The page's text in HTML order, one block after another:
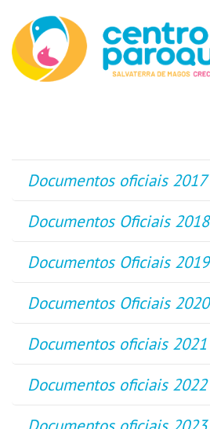
Documentos oficiais 2017
Documentos Oficiais 2018
Documentos Oficiais 2019
Documentos Oficiais 2020
Documentos oficiais 2021
Documentos oficiais 2022